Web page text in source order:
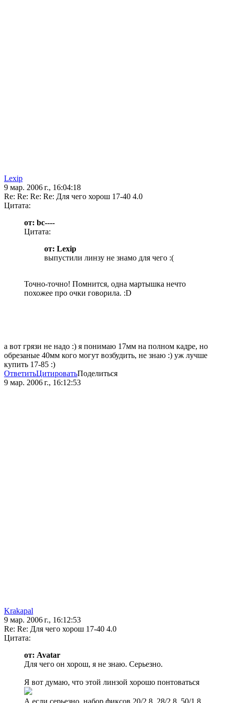
Lexip
9 мар. 2006 г., 16:04:18
Re: Re: Re: Re: Для чего хорош 17-40 4.0
Цитата:
от: bc----
Цитата:
от: Lexip
выпустили линзу не знамо для чего :(
Точно-точно! Помнится, одна мартышка нечто
похожее про очки говорила. :D
а вот грязи не надо :) я понимаю 17мм на полном кадре, но
обрезаные 40мм кого могут возбудить, не знаю :) уж лучше
купить 17-85 :)
ОтветитьЦитироватьПоделиться
9 мар. 2006 г., 16:12:53
Krakapal
9 мар. 2006 г., 16:12:53
Re: Re: Для чего хорош 17-40 4.0
Цитата:
от: Avatar
Для чего он хорош, я не знаю. Серьезно.
Я вот думаю, что этой линзой хорошо понтоваться